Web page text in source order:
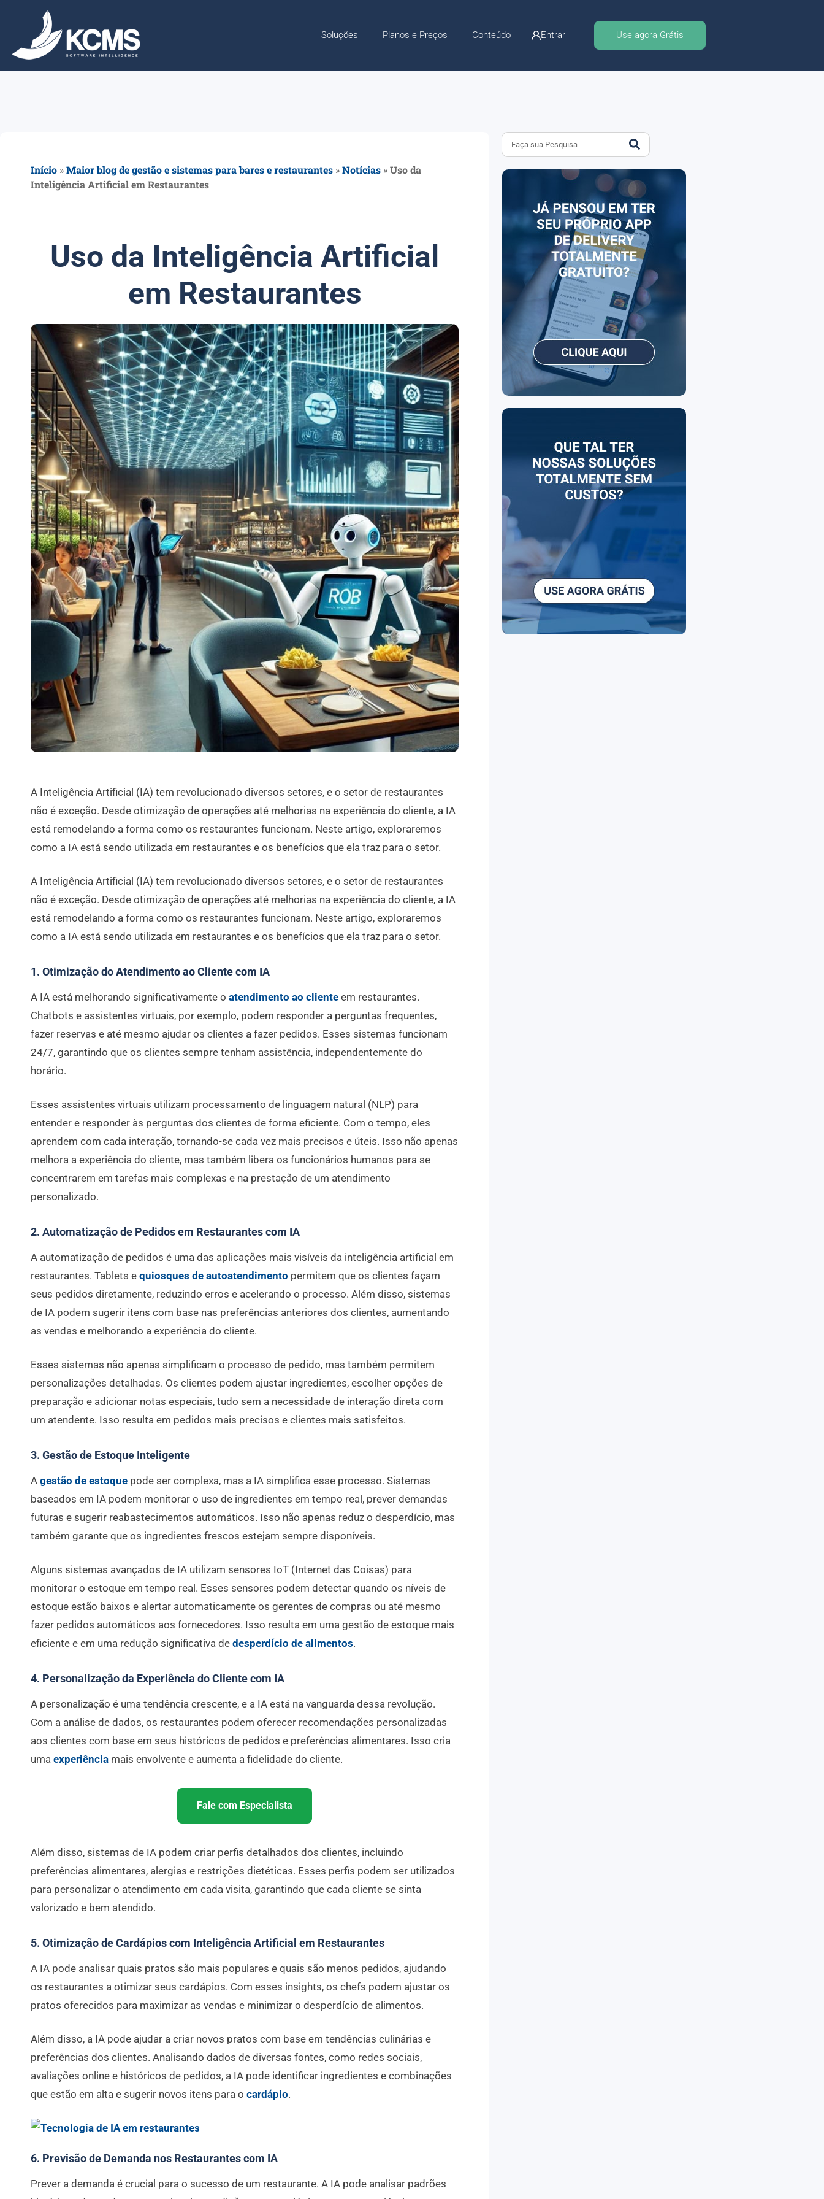
Soluções Planos e Preços Conteúdo Entrar Use agora Grátis
Início »Maior blog de gestão e sistemas para bares e restaurantes »Notícias »Uso da
Inteligência Artificial em Restaurantes
Uso da Inteligência Artificial
em Restaurantes
A Inteligência Artificial (IA) tem revolucionado diversos setores, e o setor de restaurantes
não é exceção. Desde otimização de operações até melhorias na experiência do cliente, a IA
está remodelando a forma como os restaurantes funcionam. Neste artigo, exploraremos
como a IA está sendo utilizada em restaurantes e os benefícios que ela traz para o setor.
A Inteligência Artificial (IA) tem revolucionado diversos setores, e o setor de restaurantes
não é exceção. Desde otimização de operações até melhorias na experiência do cliente, a IA
está remodelando a forma como os restaurantes funcionam. Neste artigo, exploraremos
como a IA está sendo utilizada em restaurantes e os benefícios que ela traz para o setor.
1. Otimização do Atendimento ao Cliente com IA
A IA está melhorando significativamente o atendimento ao cliente em restaurantes.
Chatbots e assistentes virtuais, por exemplo, podem responder a perguntas frequentes,
fazer reservas e até mesmo ajudar os clientes a fazer pedidos. Esses sistemas funcionam
24/7, garantindo que os clientes sempre tenham assistência, independentemente do
horário.
Esses assistentes virtuais utilizam processamento de linguagem natural (NLP) para
entender e responder às perguntas dos clientes de forma eficiente. Com o tempo, eles
aprendem com cada interação, tornando-se cada vez mais precisos e úteis. Isso não apenas
melhora a experiência do cliente, mas também libera os funcionários humanos para se
concentrarem em tarefas mais complexas e na prestação de um atendimento
personalizado.
2. Automatização de Pedidos em Restaurantes com IA
A automatização de pedidos é uma das aplicações mais visíveis da inteligência artificial em
restaurantes. Tablets e quiosques de autoatendimento permitem que os clientes façam
seus pedidos diretamente, reduzindo erros e acelerando o processo. Além disso, sistemas
de IA podem sugerir itens com base nas preferências anteriores dos clientes, aumentando
as vendas e melhorando a experiência do cliente.
Esses sistemas não apenas simplificam o processo de pedido, mas também permitem
personalizações detalhadas. Os clientes podem ajustar ingredientes, escolher opções de
preparação e adicionar notas especiais, tudo sem a necessidade de interação direta com
um atendente. Isso resulta em pedidos mais precisos e clientes mais satisfeitos.
3. Gestão de Estoque Inteligente
A gestão de estoque pode ser complexa, mas a IA simplifica esse processo. Sistemas
baseados em IA podem monitorar o uso de ingredientes em tempo real, prever demandas
futuras e sugerir reabastecimentos automáticos. Isso não apenas reduz o desperdício, mas
também garante que os ingredientes frescos estejam sempre disponíveis.
Alguns sistemas avançados de IA utilizam sensores IoT (Internet das Coisas) para
monitorar o estoque em tempo real. Esses sensores podem detectar quando os níveis de
estoque estão baixos e alertar automaticamente os gerentes de compras ou até mesmo
fazer pedidos automáticos aos fornecedores. Isso resulta em uma gestão de estoque mais
eficiente e em uma redução significativa de desperdício de alimentos.
4. Personalização da Experiência do Cliente com IA
A personalização é uma tendência crescente, e a IA está na vanguarda dessa revolução.
Com a análise de dados, os restaurantes podem oferecer recomendações personalizadas
aos clientes com base em seus históricos de pedidos e preferências alimentares. Isso cria
uma experiência mais envolvente e aumenta a fidelidade do cliente.
Fale com Especialista
Além disso, sistemas de IA podem criar perfis detalhados dos clientes, incluindo
preferências alimentares, alergias e restrições dietéticas. Esses perfis podem ser utilizados
para personalizar o atendimento em cada visita, garantindo que cada cliente se sinta
valorizado e bem atendido.
5. Otimização de Cardápios com Inteligência Artificial em Restaurantes
A IA pode analisar quais pratos são mais populares e quais são menos pedidos, ajudando
os restaurantes a otimizar seus cardápios. Com esses insights, os chefs podem ajustar os
pratos oferecidos para maximizar as vendas e minimizar o desperdício de alimentos.
Além disso, a IA pode ajudar a criar novos pratos com base em tendências culinárias e
preferências dos clientes. Analisando dados de diversas fontes, como redes sociais,
avaliações online e históricos de pedidos, a IA pode identificar ingredientes e combinações
que estão em alta e sugerir novos itens para o cardápio.
6. Previsão de Demanda nos Restaurantes com IA
Prever a demanda é crucial para o sucesso de um restaurante. A IA pode analisar padrões